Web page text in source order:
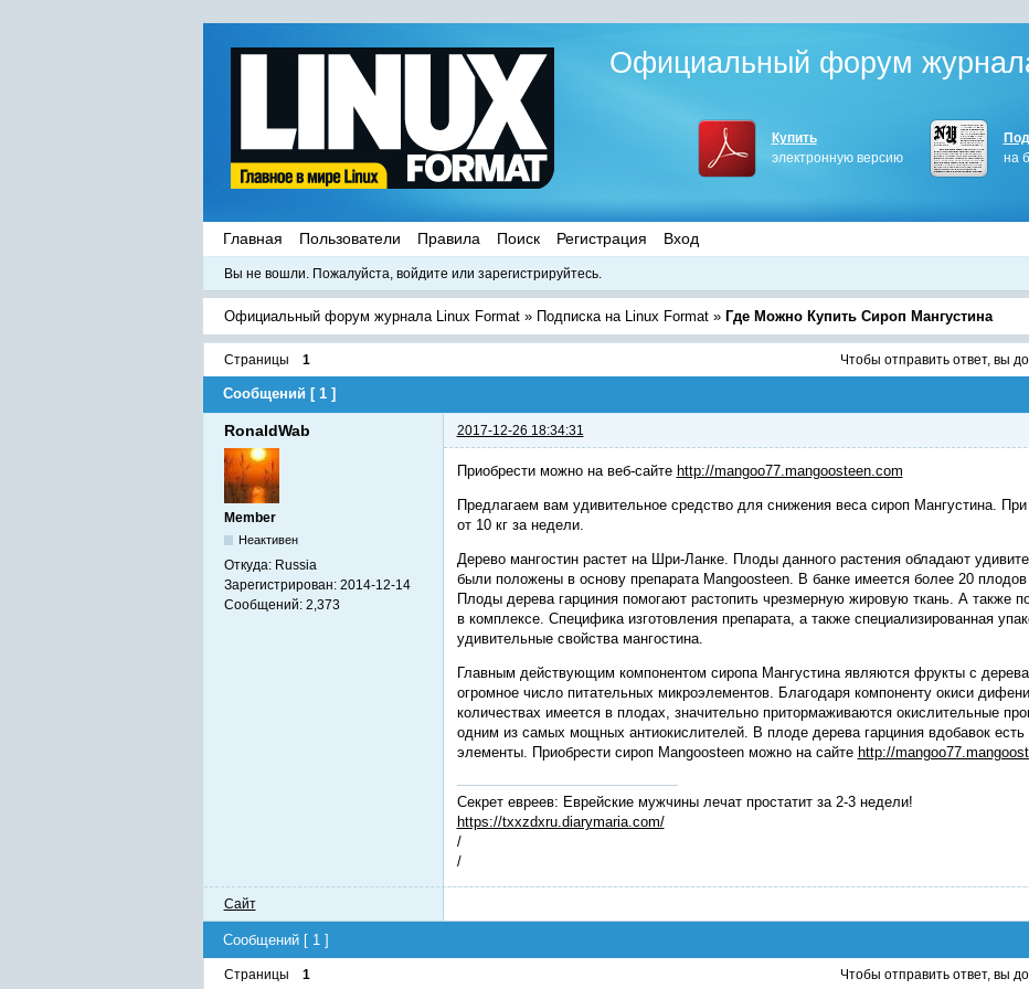
Официальный форум
Купить
электронную версию
на
Главная Пользователи Правила Поиск Регистрация Вход
Вы не вошли. Пожалуйста, войдите или зарегистрируйтесь.
Официальный форум журнала Linux Format » Подписка на Linux Format » Где Можно Купить Сироп Мангустина
Страницы 1 Чтобы отправить ответ, вы
Сообщений [ 1 ]
RonaldWab 2017-12-26 18:34:31
Member
Неактивен
Откуда: Russia
Зарегистрирован: 2014-12-14
Сообщений: 2,373
Приобрести можно на веб-сайте http://mangoo77.mangoosteen.com
Предлагаем вам удивительное средство для снижения веса сироп Мангустина.
от 10 кг за недели.
Дерево мангостин растет на Шри-Ланке. Плоды данного растения обладают
были положены в основу препарата Mangoosteen. В банке имеется более 20 плодов
Плоды дерева гарциния помогают растопить чрезмерную жировую ткань. А также
в комплексе. Специфика изготовления препарата, а также специализированная
удивительные свойства мангостина.
Главным действующим компонентом сиропа Мангустина являются фрукты с
огромное число питательных микроэлементов. Благодаря компоненту окиси
количествах имеется в плодах, значительно притормаживаются окислительные
одним из самых мощных антиокислителей. В плоде дерева гарциния вдобавок
элементы. Приобрести сироп Mangoosteen можно на сайте http://
Секрет евреев: Еврейские мужчины лечат простатит за 2-3 недели!
https://txxzdxru.diarymaria.com/
/
/
Сайт
Сообщений [ 1 ]
Страницы 1 Чтобы отправить ответ, вы